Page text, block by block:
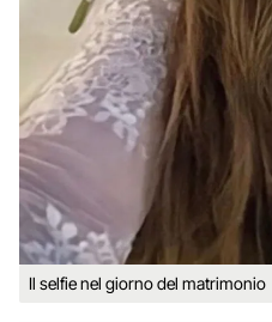
Il selfie nel giorno del matrimonio